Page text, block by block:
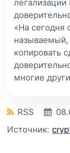
легализации
«На сегодня
называемый,
копировать
многие
RSS
Источник: